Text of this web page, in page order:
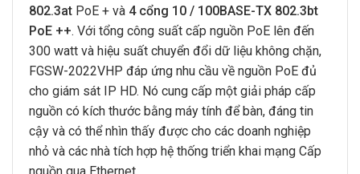
802.3at PoE + và 4 cổng 10 / 100BASE-TX 802.3bt
PoE ++. Với tổng công suất cấp nguồn PoE lên đến
300 watt và hiệu suất chuyển đổi dữ liệu không chặn,
FGSW-2022VHP đáp ứng nhu cầu về nguồn PoE đủ
cho giám sát IP HD. Nó cung cấp một giải pháp cấp
nguồn có kích thước bằng máy tính để bàn, đáng tin
cậy và có thể nhìn thấy được cho các doanh nghiệp
nhỏ và các nhà tích hợp hệ thống triển khai mạng Cấp